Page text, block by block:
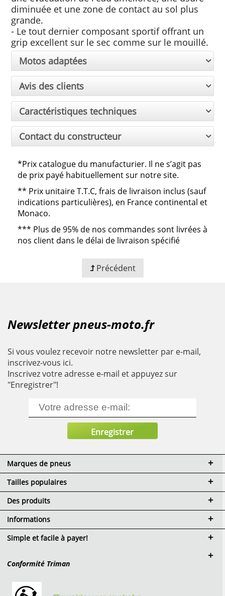
diminuée et une zone de contact au sol plus
grande.
- Le tout dernier composant sportif offrant un
grip excellent sur le sec comme sur le mouillé.
Motos adaptées
Avis des clients
Caractéristiques techniques
Contact du constructeur
*Prix catalogue du manufacturier. Il ne s’agit pas
de prix payé habituellement sur notre site.
** Prix unitaire T.T.C, frais de livraison inclus (sauf
indications particulières), en France continental et
Monaco.
*** Plus de 95% de nos commandes sont livrées à
nos client dans le délai de livraison spécifié
Précédent
Newsletter pneus-moto.fr
Si vous voulez recevoir notre newsletter par e-mail,
inscrivez-vous ici.
Inscrivez votre adresse e-mail et appuyez sur
"Enregistrer"!
Marques de pneus
Tailles populaires
Des produits
Informations
Simple et facile à payer!
Conformité Triman